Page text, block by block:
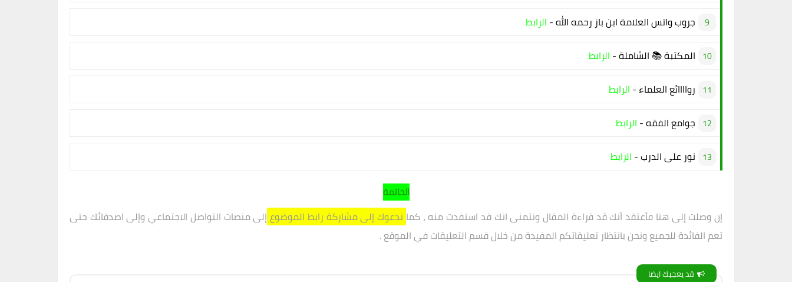
جروب واتس العلامة ابن باز رحمه الله - الرابط
المكتبة 📚 الشاملة - الرابط
رواااائع العلماء - الرابط
جوامع الفقه - الرابط
نور على الدرب - الرابط
الخاتمة
إن وصلت إلى هنا فأعتقد أنك قد قراءة المقال ونتمنى انك قد استفدت منه ، كما ندعوك إلى مشاركة رابط الموضوع إلى منصات التواصل الاجتماعي وإلى اصدقائك حتى
تعم الفائدة للجميع ونحن بانتظار تعليقاتكم المفيدة من خلال قسم التعليقات في الموقع .
قد يعجبك ايضا